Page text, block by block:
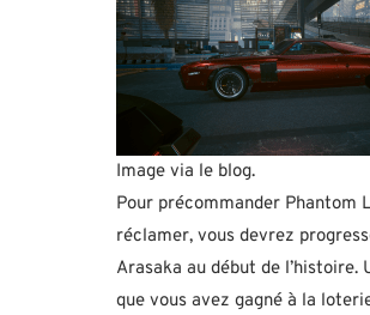
Image via le blog.
Pour précommander Phantom
réclamer, vous devrez
Arasaka au début de
que vous avez gagné à la